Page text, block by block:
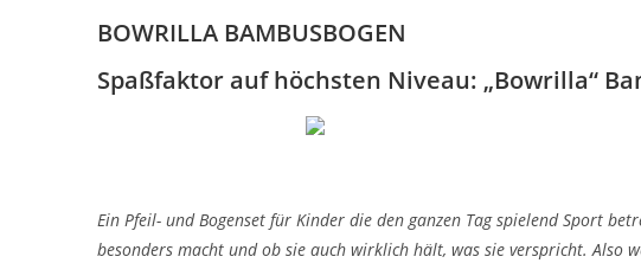
BOWRILLA BAMBUSBOGEN
Spaßfaktor auf höchsten Niveau: „Bowrilla“
Ein Pfeil- und Bogenset für Kinder die den ganzen Tag spielend Sport
besonders macht und ob sie auch wirklich hält, was sie verspricht. Also